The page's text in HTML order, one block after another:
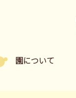
園について